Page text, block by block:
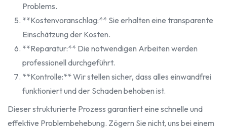
Problems.
**Kostenvoranschlag:** Sie erhalten eine transparente
Einschätzung der Kosten.
**Reparatur:** Die notwendigen Arbeiten werden
professionell durchgeführt.
**Kontrolle:** Wir stellen sicher, dass alles einwandfrei
funktioniert und der Schaden behoben ist.
Dieser strukturierte Prozess garantiert eine schnelle und
effektive Problembehebung. Zögern Sie nicht, uns bei einem